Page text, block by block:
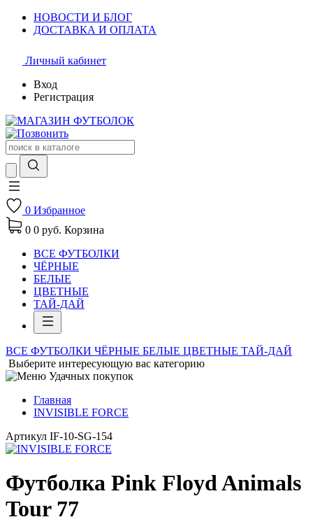
НОВОСТИ И БЛОГ
ДОСТАВКА И ОПЛАТА
Личный кабинет
Вход
Регистрация
0 Избранное
0 0 руб. Корзина
ВСЕ ФУТБОЛКИ
ЧЁРНЫЕ
БЕЛЫЕ
ЦВЕТНЫЕ
ТАЙ-ДАЙ
ВСЕ ФУТБОЛКИ ЧЁРНЫЕ БЕЛЫЕ ЦВЕТНЫЕ ТАЙ-ДАЙ
Выберите интересующую вас категорию
Главная
INVISIBLE FORCE
Артикул IF-10-SG-154
Футболка Pink Floyd Animals
Tour 77